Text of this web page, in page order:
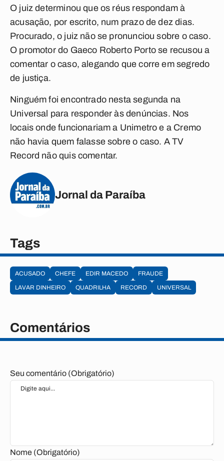
O juiz determinou que os réus respondam à
acusação, por escrito, num prazo de dez dias.
Procurado, o juiz não se pronunciou sobre o caso.
O promotor do Gaeco Roberto Porto se recusou a
comentar o caso, alegando que corre em segredo
de justiça.
Ninguém foi encontrado nesta segunda na
Universal para responder às denúncias. Nos
locais onde funcionariam a Unimetro e a Cremo
não havia quem falasse sobre o caso. A TV
Record não quis comentar.
Jornal da Paraíba
Tags
ACUSADO CHEFE EDIR MACEDO
FRAUDE
LAVAR DINHEIRO
QUADRILHA RECORD UNIVERSAL
Comentários
Seu comentário (Obrigatório)
Nome (Obrigatório)